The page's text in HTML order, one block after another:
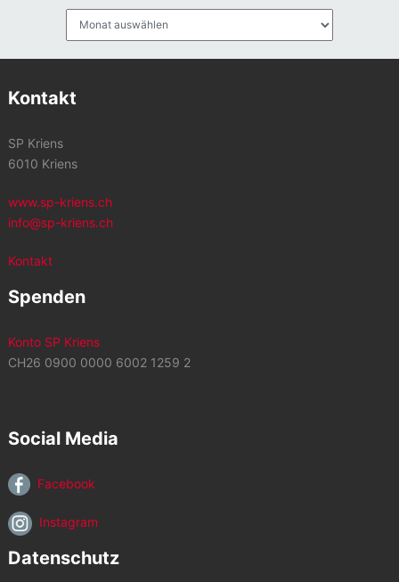
Kontakt
SP Kriens
6010 Kriens
www.sp-kriens.ch
info@sp-kriens.ch
Kontakt
Spenden
Konto SP Kriens
CH26 0900 0000 6002 1259 2
Social Media
Facebook
Instagram
Datenschutz